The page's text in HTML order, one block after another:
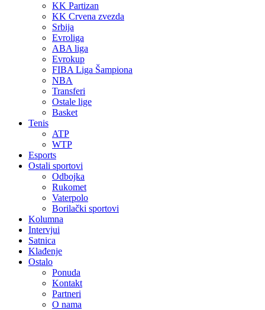
KK Partizan
KK Crvena zvezda
Srbija
Evroliga
ABA liga
Evrokup
FIBA Liga Šampiona
NBA
Transferi
Ostale lige
Basket
Tenis
ATP
WTP
Esports
Ostali sportovi
Odbojka
Rukomet
Vaterpolo
Borilački sportovi
Kolumna
Intervjui
Satnica
Klađenje
Ostalo
Ponuda
Kontakt
Partneri
O nama